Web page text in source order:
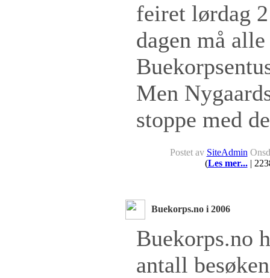
feiret lørdag
dagen må
Men
stoppe med
Postet av SiteAdmin
(Les mer...|
Buekorps.no i 2006
Buekorps.no
antall